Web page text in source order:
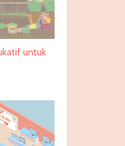
untuk